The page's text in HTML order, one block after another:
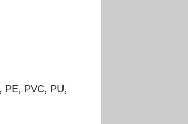
PE, PVC, PU,